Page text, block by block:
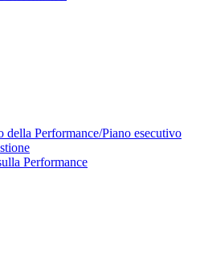
della Performance/Piano esecutivo
Performance